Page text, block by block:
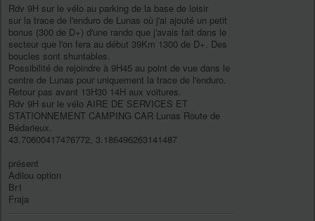
Rdv 9H sur le vélo au parking de la base de loisir
sur la trace de l'enduro de Lunas où j'ai ajouté un petit
bonus (300 de D+) d'une rando que j'avais fait dans le
secteur que l'on fera au début 39Km 1300 de D+. Des
boucles sont shuntables.
Possibilité de rejoindre à 9H45 au point de vue dans le
centre de Lunas pour uniquement la trace de l'enduro.
Retour pas avant 13H30 14H aux voitures.
Rdv 9H sur le vélo AIRE DE SERVICES ET
STATIONNEMENT CAMPING CAR Lunas Route de
Bédarieux.
43.70600417476772, 3.186496263141487
présent
Adilou option
Br1
Fraja